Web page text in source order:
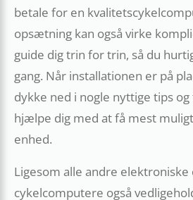
betale for en
opsætning kan også virke
guide dig trin for trin, så du
gang. Når installationen er på
dykke ned i nogle nyttige tips
hjælpe dig med at få mest
enhed.
Ligesom alle andre
cykelcomputere også